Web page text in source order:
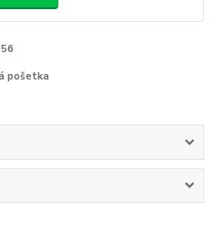
pošetka